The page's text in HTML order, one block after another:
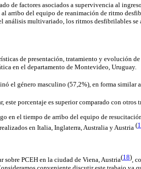
de factores asociados a supervivencia al
al arribo del equipo de reanimación de ritmo
análisis multivariado, los ritmos desfibrilables
de presentación, tratamiento y evolución
en el departamento de Montevideo, Uruguay.
el género masculino (57,2%), en forma similar
este porcentaje es superior comparado con otros
en el tiempo de arribo del equipo de
en Italia, Inglaterra, Australia y Austria(
sobre PCEH en la ciudad de Viena, Austria(18),